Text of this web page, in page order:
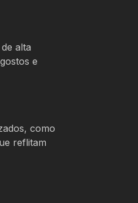
alta
e
como
reflitam